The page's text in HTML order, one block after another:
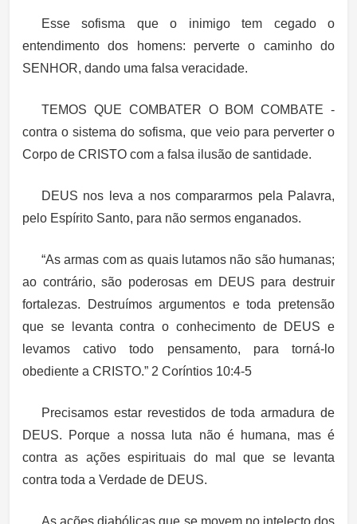
Esse sofisma que o inimigo tem cegado o
entendimento dos homens: perverte o caminho do
SENHOR, dando uma falsa veracidade.
TEMOS QUE COMBATER O BOM COMBATE -
contra o sistema do sofisma, que veio para perverter o
Corpo de CRISTO com a falsa ilusão de santidade.
DEUS nos leva a nos compararmos pela Palavra,
pelo Espírito Santo, para não sermos enganados.
“As armas com as quais lutamos não são humanas;
ao contrário, são poderosas em DEUS para destruir
fortalezas. Destruímos argumentos e toda pretensão
que se levanta contra o conhecimento de DEUS e
levamos cativo todo pensamento, para torná-lo
obediente a CRISTO.” 2 Coríntios 10:4-5
Precisamos estar revestidos de toda armadura de
DEUS. Porque a nossa luta não é humana, mas é
contra as ações espirituais do mal que se levanta
contra toda a Verdade de DEUS.
As ações diabólicas que se movem no intelecto dos